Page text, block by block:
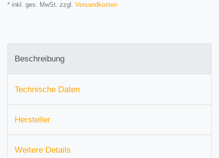
* inkl. ges. MwSt. zzgl. Versandkosten
Beschreibung
Technische Daten
Hersteller
Weitere Details